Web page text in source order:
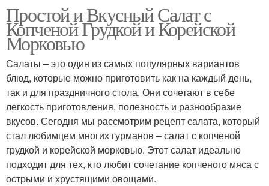
Простой и Вкусный Салат с
Копченой Грудкой и Корейской
Морковью
Салаты – это один из самых популярных вариантов
блюд, которые можно приготовить как на каждый день,
так и для праздничного стола. Они сочетают в себе
легкость приготовления, полезность и разнообразие
вкусов. Сегодня мы рассмотрим рецепт салата, который
стал любимцем многих гурманов – салат с копченой
грудкой и корейской морковью. Этот салат идеально
подходит для тех, кто любит сочетание копченого мяса с
острыми и хрустящими овощами.